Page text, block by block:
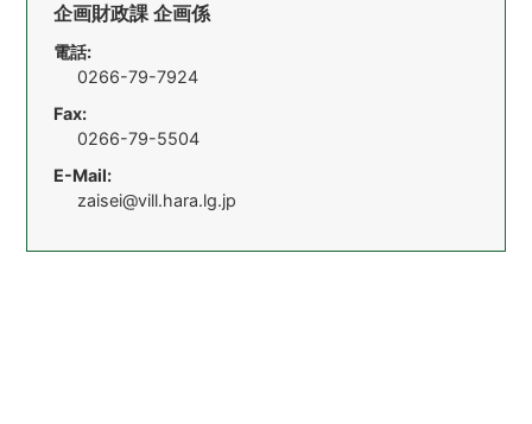
企画財政課 企画係
電話:
0266-79-7924
Fax:
0266-79-5504
E-Mail:
zaisei@vill.hara.lg.jp